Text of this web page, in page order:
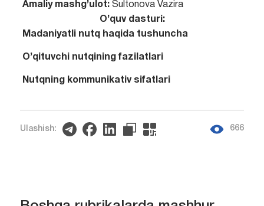
Amaliy mashg’ulot:Sultonova Vazira
O’quv dasturi:
Madaniyatli nutq haqida tushuncha
O’qituvchi nutqining fazilatlari
Nutqning kommunikativ sifatlari
Ulashish: 666